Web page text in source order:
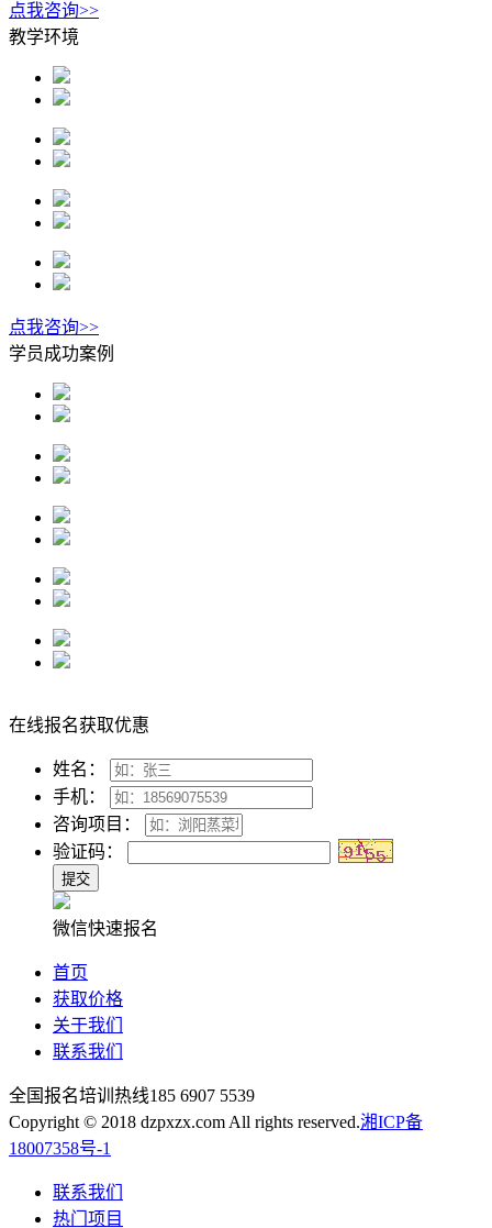
点我咨询>>
教学环境
点我咨询>>
学员成功案例
在线报名获取优惠
姓名：
手机：
咨询项目：
验证码：
微信快速报名
首页
获取价格
关于我们
联系我们
全国报名培训热线185 6907 5539
Copyright © 2018 dzpxzx.com All rights reserved.湘ICP备
18007358号-1
联系我们
热门项目